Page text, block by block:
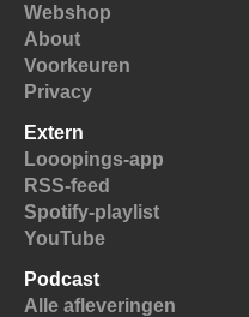
Webshop
About
Voorkeuren
Privacy
Extern
Looopings-app
RSS-feed
Spotify-playlist
YouTube
Podcast
Alle afleveringen